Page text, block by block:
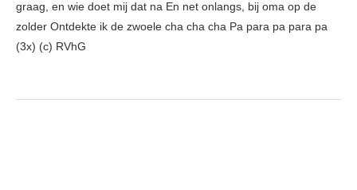
graag, en wie doet mij dat na En net onlangs, bij oma op de
zolder Ontdekte ik de zwoele cha cha cha Pa para pa para pa
(3x) (c) RVhG